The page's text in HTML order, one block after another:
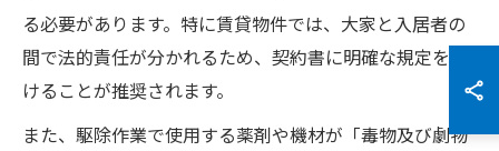
る必要があります。特に賃貸物件では、大家と入居者の
間で法的責任が分かれるため、契約書に明確な規定を設
けることが推奨されます。
また、駆除作業で使用する薬剤や機材が「毒物及び劇物